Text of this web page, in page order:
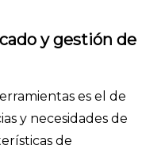
y gestión de
es el de
y necesidades de
de